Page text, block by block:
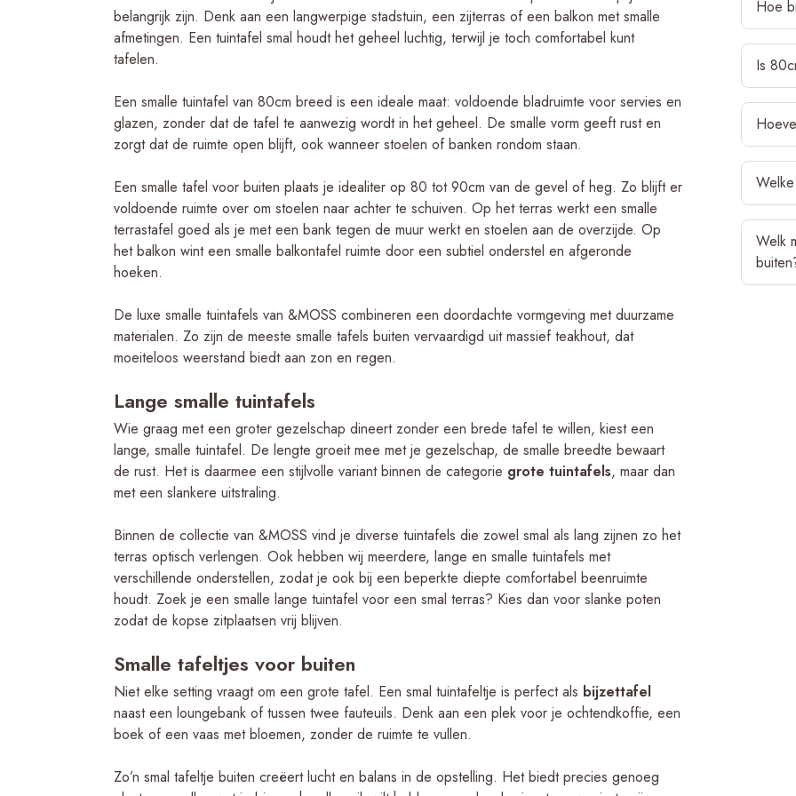
belangrijk zijn. Denk aan een langwerpige stadstuin, een zijterras of een balkon met smalle
afmetingen. Een tuintafel smal houdt het geheel luchtig, terwijl je toch comfortabel kunt
tafelen.
Een smalle tuintafel van 80cm breed is een ideale maat: voldoende bladruimte voor servies en
glazen, zonder dat de tafel te aanwezig wordt in het geheel. De smalle vorm geeft rust en
zorgt dat de ruimte open blijft, ook wanneer stoelen of banken rondom staan.
Een smalle tafel voor buiten plaats je idealiter op 80 tot 90cm van de gevel of heg. Zo blijft er
voldoende ruimte over om stoelen naar achter te schuiven. Op het terras werkt een smalle
terrastafel goed als je met een bank tegen de muur werkt en stoelen aan de overzijde. Op
het balkon wint een smalle balkontafel ruimte door een subtiel onderstel en afgeronde
hoeken.
De luxe smalle tuintafels van &MOSS combineren een doordachte vormgeving met duurzame
materialen. Zo zijn de meeste smalle tafels buiten vervaardigd uit massief teakhout, dat
moeiteloos weerstand biedt aan zon en regen.
Lange smalle tuintafels
Wie graag met een groter gezelschap dineert zonder een brede tafel te willen, kiest een
lange, smalle tuintafel. De lengte groeit mee met je gezelschap, de smalle breedte bewaart
de rust. Het is daarmee een stijlvolle variant binnen de categorie grote tuintafels, maar dan
met een slankere uitstraling.
Binnen de collectie van &MOSS vind je diverse tuintafels die zowel smal als lang zijnen zo het
terras optisch verlengen. Ook hebben wij meerdere, lange en smalle tuintafels met
verschillende onderstellen, zodat je ook bij een beperkte diepte comfortabel beenruimte
houdt. Zoek je een smalle lange tuintafel voor een smal terras? Kies dan voor slanke poten
zodat de kopse zitplaatsen vrij blijven.
Smalle tafeltjes voor buiten
Niet elke setting vraagt om een grote tafel. Een smal tuintafeltje is perfect als bijzettafel
naast een loungebank of tussen twee fauteuils. Denk aan een plek voor je ochtendkoffie, een
boek of een vaas met bloemen, zonder de ruimte te vullen.
Zo’n smal tafeltje buiten creëert lucht en balans in de opstelling. Het biedt precies genoeg
Hoe
Over
90 en
ideale
ruimte
Heb je
Deze
zorgt
zonder
Is
Nee,
wordt
meestal
of een
De
de 90
Voor
tot
zonder
In een
vaak
breed
Welk